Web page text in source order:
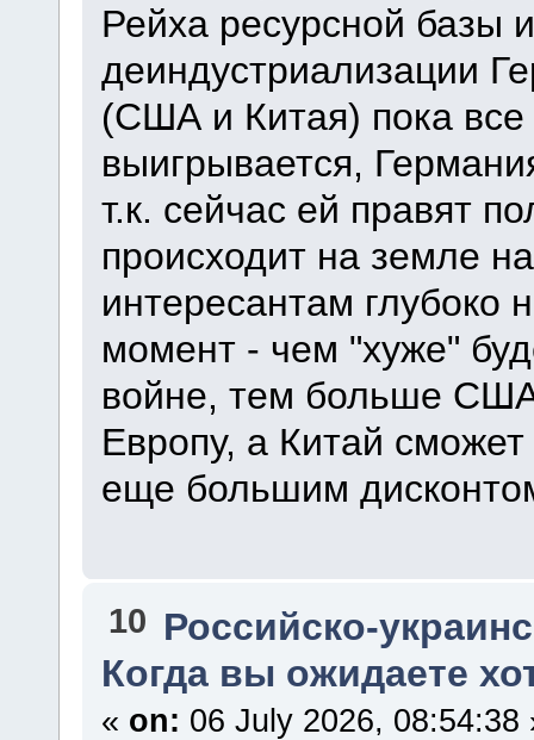
Рейха ресурсной базы
деиндустриализации
(США и Китая) пока
выигрывается,
т.к. сейчас ей правят
происходит на земле
интересантам глубоко
момент - чем "хуже"
войне, тем больше
Европу, а Китай
еще большим
10 Российско-
Когда вы ожидаете
« on: 06 July 2026, 08:54:38